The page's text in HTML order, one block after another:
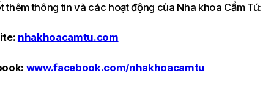
thêm thông tin và các hoạt động của Nha khoa Cẩm Tú:
nhakhoacamtu.com
www.facebook.com/nhakhoacamtu